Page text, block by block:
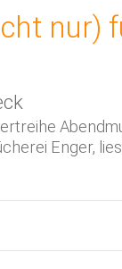
nur)
Enger,